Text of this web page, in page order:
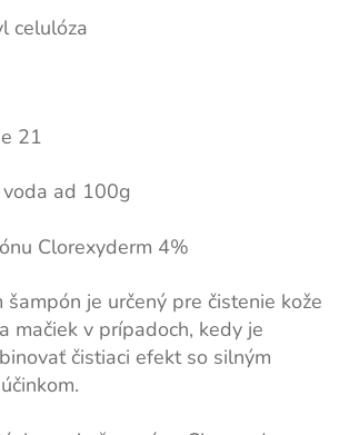
celulóza
21
voda ad 100g
Clorexyderm 4%
šampón je určený pre čistenie kože
mačiek v prípadoch, kedy je
čistiaci efekt so silným